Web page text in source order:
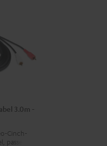
3.0m -
Cinch-
passend